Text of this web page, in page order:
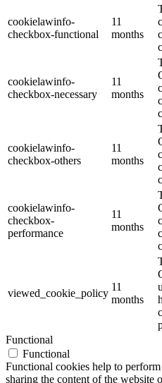
cookielawinfo-
checkbox-functional
11
months
cookielawinfo-
checkbox-necessary
11
months
cookielawinfo-
checkbox-others
11
months
cookielawinfo-
checkbox-
performance
11
months
viewed_cookie_policy
11
months
Functional
Functional
Functional cookies help to
sharing the content of the website